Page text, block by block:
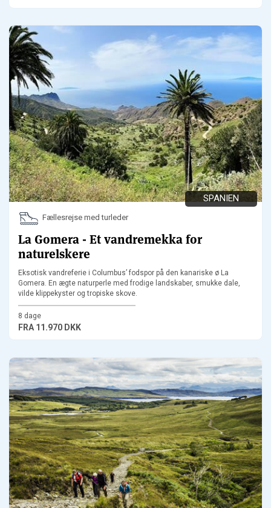
SPANIEN
Fællesrejse med turleder
La Gomera - Et vandremekka for
naturelskere
Eksotisk vandreferie i Columbus’ fodspor på den kanariske ø La
Gomera. En ægte naturperle med frodige landskaber, smukke dale,
vilde klippekyster og tropiske skove.
8 dage
FRA 11.970 DKK